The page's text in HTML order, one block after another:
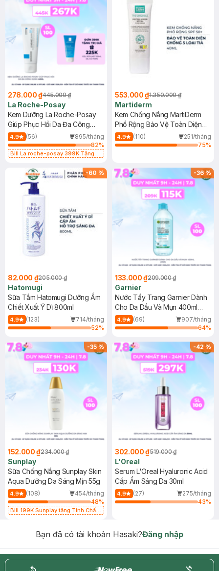
278.000 ₫445.000 ₫
La Roche-Posay
Kem Dưỡng La Roche-Posay
Giúp Phục Hồi Da Đa Công
Dụng 40ml
4.9 (56)
895/tháng
82%
Bill La roche-posay 399K Tặng
(SL có hạn)
553.000 ₫1.350.000 ₫
Martiderm
Kem Chống Nắng MartiDerm
Phổ Rộng Bảo Vệ Toàn Diện
40ml
4.9 (110)
251/tháng
75%
-60 %
82.000 ₫205.000 ₫
Hatomugi
Sữa Tắm Hatomugi Dưỡng Ẩm
Chiết Xuất Ý Dĩ 800ml
4.9 (123)
714/tháng
52%
-36%
133.000 ₫209.000 ₫
Garnier
Nước Tẩy Trang Garnier Dành
Cho Da Dầu Và Mụn 400ml
(Mới)
4.9 (69)
907/tháng
64%
-35%
152.000 ₫234.000 ₫
Sunplay
Sữa Chống Nắng Sunplay Skin
Aqua Dưỡng Da Sáng Mịn 55g
4.9 (108)
454/tháng
48%
Bill 199K Sunplay tặng Tinh Chất
-42%
302.000 ₫519.000 ₫
L'Oreal
Serum L'Oreal Hyaluronic Acid
Cấp Ẩm Sáng Da 30ml
4.9 (27)
275/tháng
43%
Bạn đã có tài khoản Hasaki?Đăng nhập